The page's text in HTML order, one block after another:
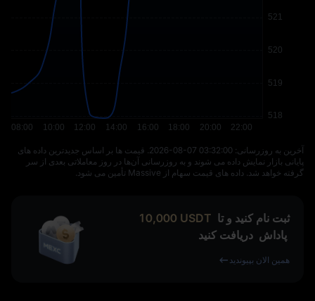
آخرین به‌ روزرسانی: ⁦2026-08-07 03:32:00⁩. قیمت‌ ها بر اساس جدیدترین داده‌ های
پایانی بازار نمایش داده می‌ شوند و به‌ روزرسانی آن‌ها در روز معاملاتی بعدی از سر
گرفته خواهد شد. داده‌ های قیمت سهام از Massive تأمین می‌ شود.
ثبت نام کنید و تا 10,000 USDT
پاداش دریافت کنید
همین الان بپیوندید